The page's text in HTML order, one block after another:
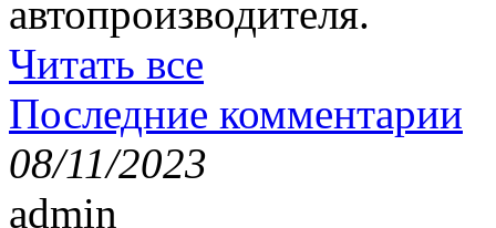
автопроизводителя.
Читать все
Последние комментарии
08/11/2023
admin